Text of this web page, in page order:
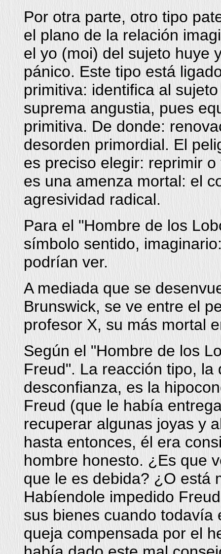
Por otra parte, otro tipo
el plano de la relación
el yo (moi) del sujeto huye
pánico. Este tipo está
primitiva: identifica al
suprema angustia, pues
primitiva. De donde:
desorden primordial. El
es preciso elegir: reprimir
es una amenza mortal: el
agresividad radical.
Para el "Hombre de los
símbolo sentido,
podrían ver.
A mediada que se
Brunswick, se ve entre el
profesor X, su más mortal
Según el "Hombre de los
Freud". La reacción tipo, la
desconfianza, es la
Freud (que le había
recuperar algunas joyas y
hasta entonces, él era
hombre honesto. ¿Es que
que le es debida? ¿O está
Habíendole impedido
sus bienes cuando
queja compensada por el